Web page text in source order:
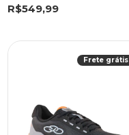
R$549,99
Frete grátis